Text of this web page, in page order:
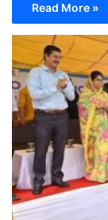
Read More »